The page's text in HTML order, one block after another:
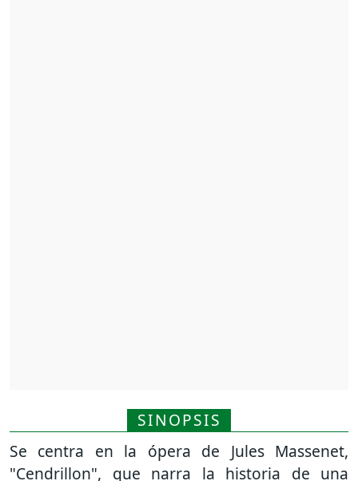
SINOPSIS
Se centra en la ópera de Jules Massenet,
"Cendrillon", que narra la historia de una